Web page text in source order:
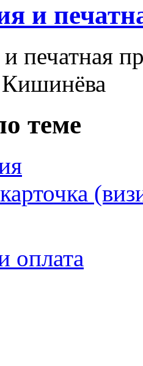
и
печатная
теме
оплата